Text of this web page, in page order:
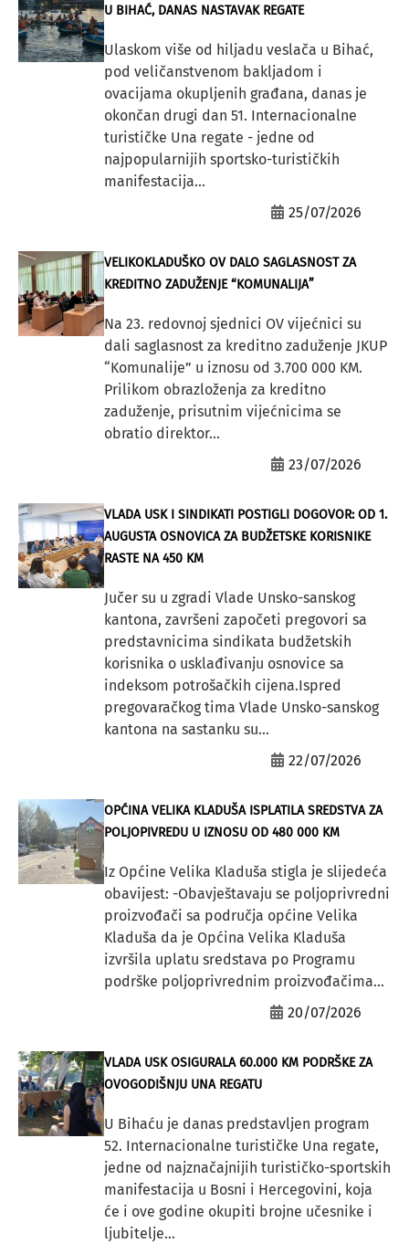
U BIHAĆ, DANAS NASTAVAK REGATE
Ulaskom više od hiljadu veslača u Bihać,
pod veličanstvenom bakljadom i
ovacijama okupljenih građana, danas je
okončan drugi dan 51. Internacionalne
turističke Una regate - jedne od
najpopularnijih sportsko-turističkih
manifestacija...
25/07/2026
VELIKOKLADUŠKO OV DALO SAGLASNOST ZA
KREDITNO ZADUŽENJE “KOMUNALIJA”
Na 23. redovnoj sjednici OV vijećnici su
dali saglasnost za kreditno zaduženje JKUP
“Komunalije” u iznosu od 3.700 000 KM.
Prilikom obrazloženja za kreditno
zaduženje, prisutnim vijećnicima se
obratio direktor...
23/07/2026
VLADA USK I SINDIKATI POSTIGLI DOGOVOR: OD 1.
AUGUSTA OSNOVICA ZA BUDŽETSKE KORISNIKE
RASTE NA 450 KM
Jučer su u zgradi Vlade Unsko-sanskog
kantona, završeni započeti pregovori sa
predstavnicima sindikata budžetskih
korisnika o usklađivanju osnovice sa
indeksom potrošačkih cijena.Ispred
pregovaračkog tima Vlade Unsko-sanskog
kantona na sastanku su...
22/07/2026
OPĆINA VELIKA KLADUŠA ISPLATILA SREDSTVA ZA
POLJOPIVREDU U IZNOSU OD 480 000 KM
Iz Općine Velika Kladuša stigla je slijedeća
obavijest: -Obavještavaju se poljoprivredni
proizvođači sa područja općine Velika
Kladuša da je Općina Velika Kladuša
izvršila uplatu sredstava po Programu
podrške poljoprivrednim proizvođačima...
20/07/2026
VLADA USK OSIGURALA 60.000 KM PODRŠKE ZA
OVOGODIŠNJU UNA REGATU
U Bihaću je danas predstavljen program
52. Internacionalne turističke Una regate,
jedne od najznačajnijih turističko-sportskih
manifestacija u Bosni i Hercegovini, koja
će i ove godine okupiti brojne učesnike i
ljubitelje...